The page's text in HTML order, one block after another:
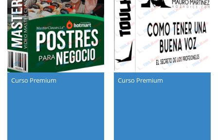
Curso Premium Curso Premium